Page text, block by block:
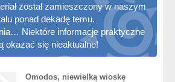
został zamieszczony w naszym
ponad dekadę temu.
Niektóre informacje praktyczne
okazać się nieaktualne!
Omodos, niewielką wioskę